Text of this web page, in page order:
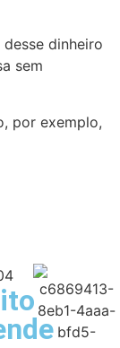
dinheiro
sem
por exemplo,